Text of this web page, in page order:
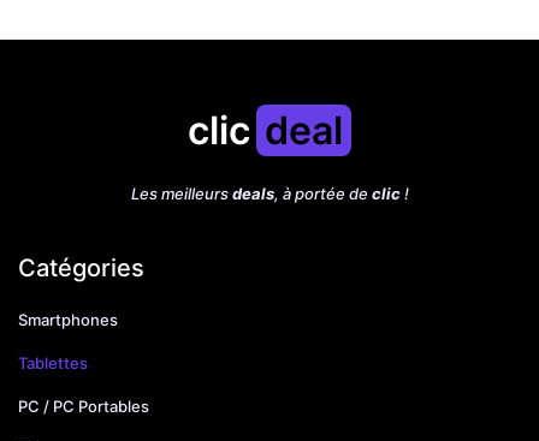
clic deal
Les meilleursdeals, à portée de clic!
Catégories
Smartphones
Tablettes
PC / PC Portables